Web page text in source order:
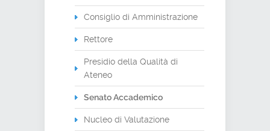
Consiglio di Amministrazione
Rettore
Presidio della Qualità di
Ateneo
Senato Accademico
Nucleo di Valutazione